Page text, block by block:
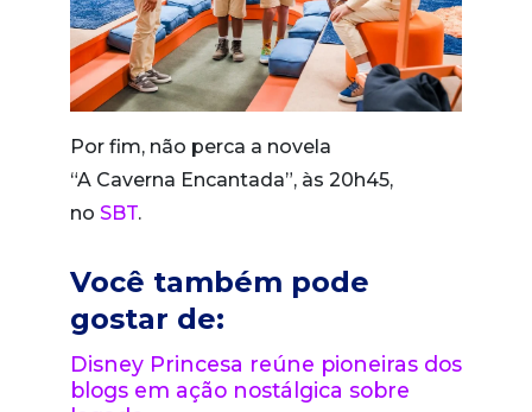
Por fim, não perca a novela
“A Caverna Encantada”, às 20h45,
no SBT.
Você também pode
gostar de:
Disney Princesa reúne pioneiras dos
blogs em ação nostálgica sobre